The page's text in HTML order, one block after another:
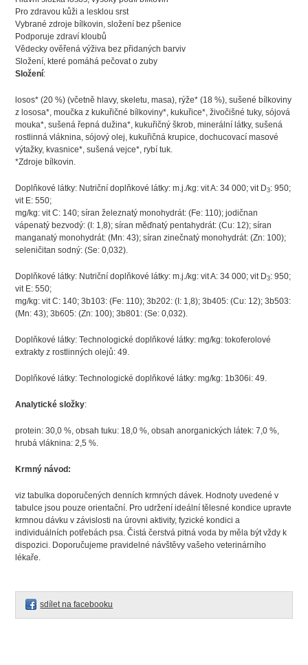
Pro zdravou kůži a lesklou srst
Vybrané zdroje bílkovin, složení bez pšenice
Podporuje zdraví kloubů
Vědecky ověřená výživa bez přidaných barviv
Složení, které pomáhá pečovat o zuby
Složení:
losos* (20 %) (včetně hlavy, skeletu, masa), rýže* (18 %), sušené bílkoviny
z lososa*, moučka z kukuřičné bílkoviny*, kukuřice*, živočišné tuky, sójová
mouka*, sušená řepná dužina*, kukuřičný škrob, minerální látky, sušená
rostlinná vláknina, sójový olej, kukuřičná krupice, dochucovací masové
výtažky, kvasnice*, sušená vejce*, rybí tuk.
*Zdroje bílkovin.
Doplňkové látky: Nutriční doplňkové látky: m.j./kg: vit A: 34 000; vit D3: 950;
vit E: 550;
mg/kg: vit C: 140; síran železnatý monohydrát: (Fe: 110); jodičnan
vápenatý bezvodý: (I: 1,8); síran měďnatý pentahydrát: (Cu: 12); síran
manganatý monohydrát: (Mn: 43); síran zinečnatý monohydrát: (Zn: 100);
seleničitan sodný: (Se: 0,032).
Doplňkové látky: Nutriční doplňkové látky: m.j./kg: vit A: 34 000; vit D3: 950;
vit E: 550;
mg/kg: vit C: 140; 3b103: (Fe: 110); 3b202: (I: 1,8); 3b405: (Cu: 12); 3b503:
(Mn: 43); 3b605: (Zn: 100); 3b801: (Se: 0,032).
Doplňkové látky: Technologické doplňkové látky: mg/kg: tokoferolové
extrakty z rostlinných olejů: 49.
Doplňkové látky: Technologické doplňkové látky: mg/kg: 1b306i: 49.
Analytické složky:
protein: 30,0 %, obsah tuku: 18,0 %, obsah anorganických látek: 7,0 %,
hrubá vláknina: 2,5 %.
Krmný návod:
viz tabulka doporučených denních krmných dávek. Hodnoty uvedené v
tabulce jsou pouze orientační. Pro udržení ideální tělesné kondice upravte
krmnou dávku v závislosti na úrovni aktivity, fyzické kondici a
individuálních potřebách psa. Čistá čerstvá pitná voda by měla být vždy k
dispozici. Doporučujeme pravidelné návštěvy vašeho veterinárního
lékaře.
sdílet na facebooku